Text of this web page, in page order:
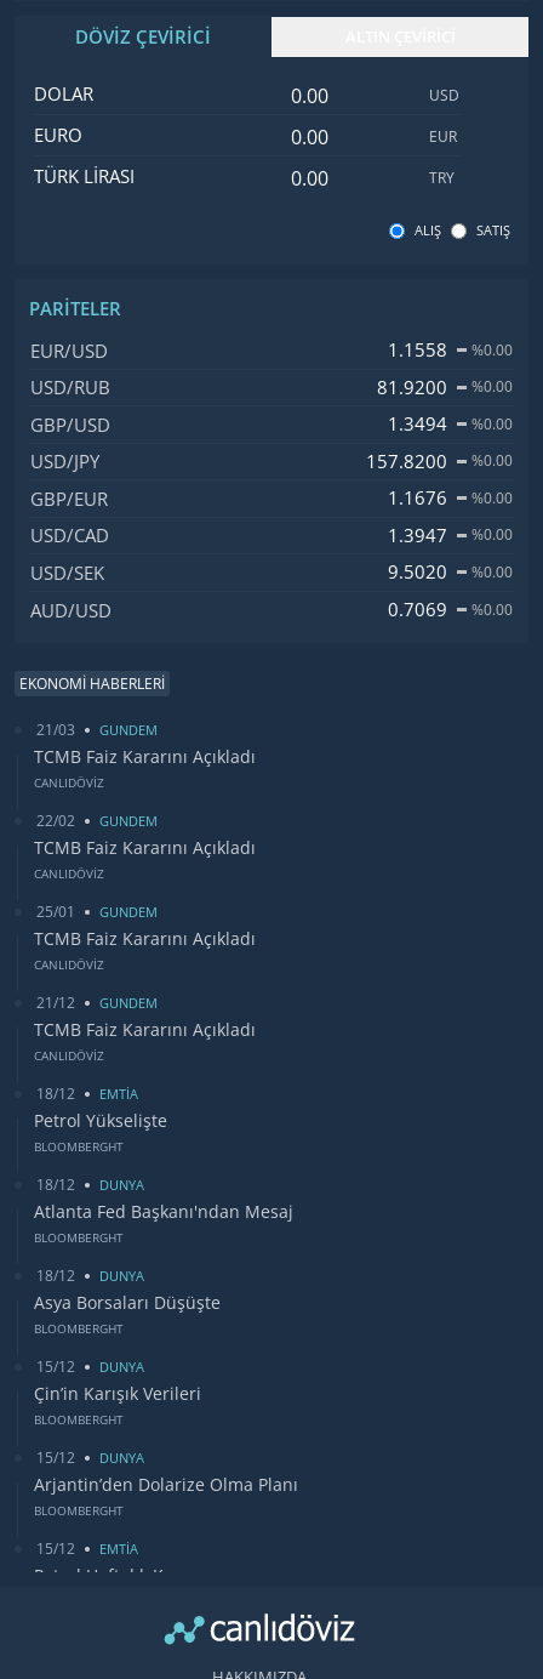
DÖVİZ ÇEVİRİCİ
İsimDeğer
DOLAR Dolar değeri USD
EURO Euro değeri EUR
TÜRK LIRASI Türk Lirası değeri
TRY
ALIŞ SATIŞ
PARITELER
İsim, Kod
EUR/USD 1.1558 %0.00
USD/RUB 81.9200 %0.00
GBP/USD 1.3494 %0.00
USD/JPY 157.8200 %0.00
GBP/EUR 1.1676 %0.00
USD/CAD 1.3947 %0.00
USD/SEK 9.5020 %0.00
AUD/USD 0.7069 %0.00
EKONOMİ HABERLERİ
21/03 GUNDEM
TCMB Faiz Kararını Açıkladı
CANLIDÖVİZ
22/02 GUNDEM
TCMB Faiz Kararını Açıkladı
CANLIDÖVİZ
25/01 GUNDEM
TCMB Faiz Kararını Açıkladı
CANLIDÖVİZ
21/12 GUNDEM
TCMB Faiz Kararını Açıkladı
CANLIDÖVİZ
18/12 EMTİA
Petrol Yükselişte
BLOOMBERGHT
18/12 DUNYA
Atlanta Fed Başkanı'ndan Mesaj
BLOOMBERGHT
18/12 DUNYA
Asya Borsaları Düşüşte
BLOOMBERGHT
15/12 DUNYA
Çin’in Karışık Verileri
BLOOMBERGHT
15/12 DUNYA
Arjantin’den Dolarize Olma Planı
BLOOMBERGHT
15/12 EMTİA
Petrol Haftalık Kazancı
Bugün Gözler Fed Faiz Kararında